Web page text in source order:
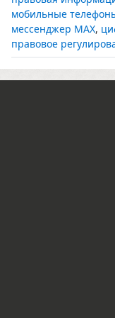
мобильные
мессенджер MAX,
правовое